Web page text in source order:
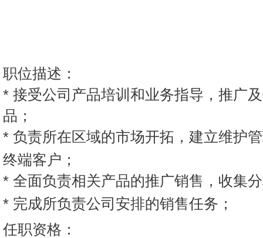
职位描述：
* 接受公司产品培训和业务指导，推广
品；
* 负责所在区域的市场开拓，建立维护
终端客户；
* 全面负责相关产品的推广销售，收集
* 完成所负责公司安排的销售任务；
任职资格：